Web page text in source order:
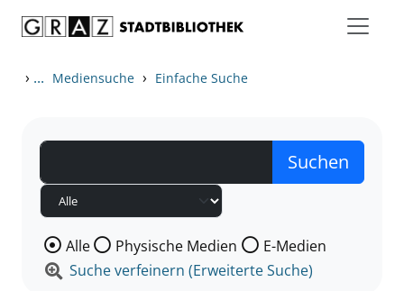
› ... Mediensuche › Einfache Suche
Wählen Sie die Medienart nach der Sie suchen wollen.
Alle Physische Medien
E-Medien
Suche verfeinern (Erweiterte Suche)